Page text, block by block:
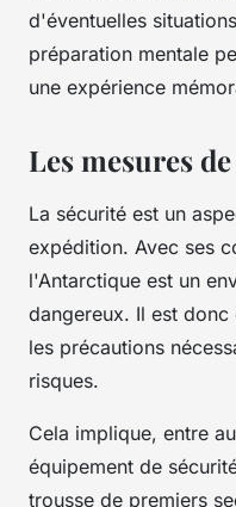
d'éventuelles
préparation mentale
une expérience
Les mesures
La sécurité est un
expédition. Avec ses
l'Antarctique est un
dangereux. Il est
les précautions
risques.
Cela implique, entre
équipement de
trousse de premiers